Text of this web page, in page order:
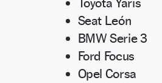
Seat León
BMW Serie 3
Ford Focus
Opel Corsa